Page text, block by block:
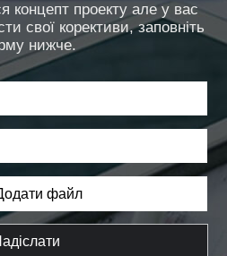
концепт проекту але у вас
свої корективи, заповніть
нижче.
файл